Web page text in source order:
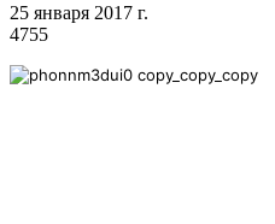
25 января 2017 г.
4755